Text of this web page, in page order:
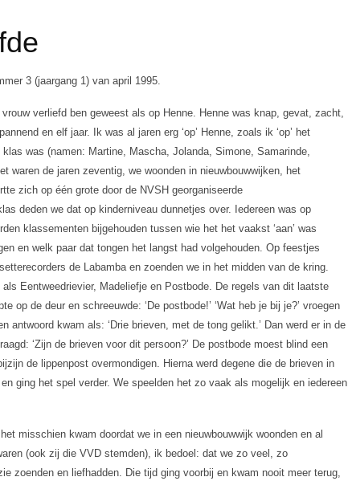
3 (jaargang 1) van april 1995.
verliefd ben geweest als op Henne. Henne was knap, gevat, zacht,
en elf jaar. Ik was al jaren erg ‘op’ Henne, zoals ik ‘op’ het
was (namen: Martine, Mascha, Jolanda, Simone, Samarinde,
waren de jaren zeventig, we woonden in nieuwbouwwijken, het
zich op één grote door de NVSH georganiseerde
deden we dat op kinderniveau dunnetjes over. Iedereen was op
klassementen bijgehouden tussen wie het het vaakst ‘aan’ was
en welk paar dat tongen het langst had volgehouden. Op feestjes
de Labamba en zoenden we in het midden van de kring.
Eentweedrievier, Madeliefje en Postbode. De regels van dit laatste
op de deur en schreeuwde: ‘De postbode!’ ‘Wat heb je bij je?’ vroegen
antwoord kwam als: ‘Drie brieven, met de tong gelikt.’ Dan werd er in de
‘Zijn de brieven voor dit persoon?’ De postbode moest blind een
de lippenpost overmondigen. Hierna werd degene die de brieven in
ging het spel verder. We speelden het zo vaak als mogelijk en iedereen
misschien kwam doordat we in een nieuwbouwwijk woonden en al
(ook zij die VVD stemden), ik bedoel: dat we zo veel, zo
zoenden en liefhadden. Die tijd ging voorbij en kwam nooit meer terug,